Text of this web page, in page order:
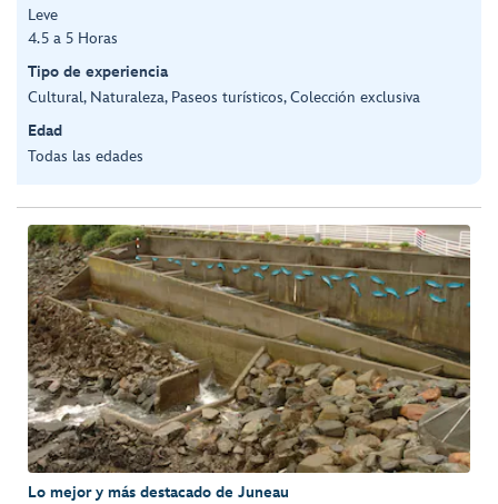
Leve
4.5 a 5 Horas
Tipo de experiencia
Cultural, Naturaleza, Paseos turísticos, Colección exclusiva
Edad
Todas las edades
Lo mejor y más destacado de Juneau